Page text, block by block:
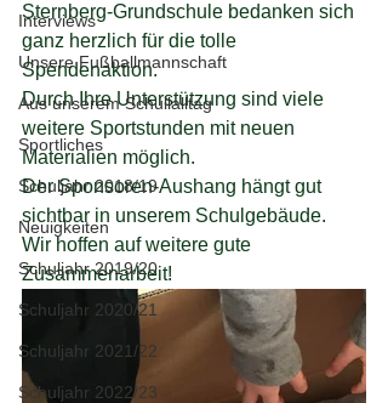
Interviews
Unsere Fußballmannschaft
Aus unserem Schullalltag
Sportliches
Schuljahr 2018/19
Neuigkeiten
Schuljahr 2019/20
Schuljahr 2020/21
Schuljahr 2021/22
Schuljahr 2022/23
Sternberg-Grundschule bedanken sich
ganz herzlich für die tolle
Spendenaktion.
Durch Ihre Unterstützung sind viele
weitere Sportstunden mit neuen
Materialien möglich.
Der Sponsoren-Aushang hängt gut
sichtbar in unserem Schulgebäude.
Wir hoffen auf weitere gute
Zusammenarbeit!